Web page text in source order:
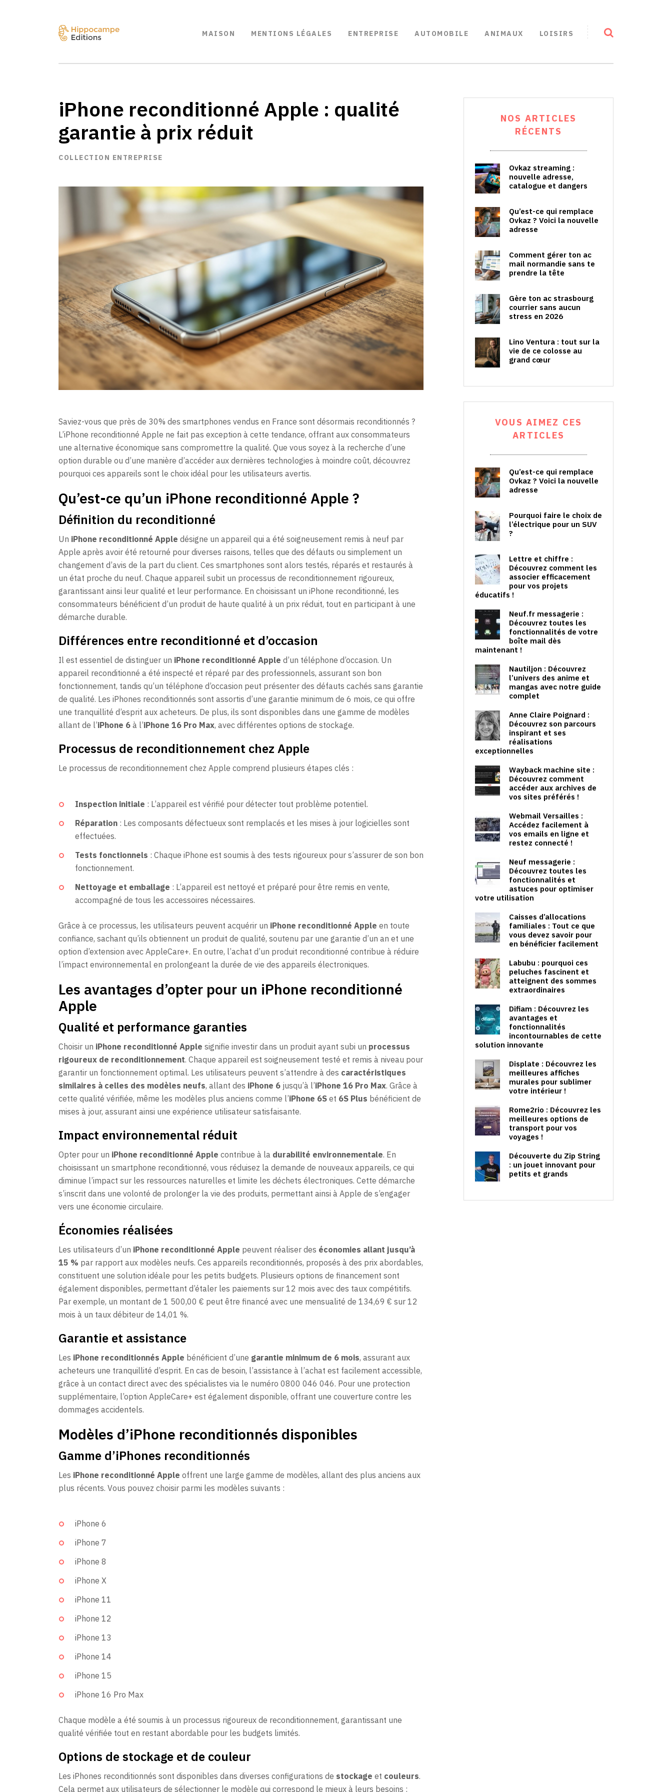
MAISON MENTIONS LÉGALES ENTREPRISE AUTOMOBILE ANIMAUX LOISIRS
iPhone reconditionné Apple : qualité
garantie à prix réduit
COLLECTION ENTREPRISE
Saviez-vous que près de 30% des smartphones vendus en France sont désormais reconditionnés ?
L’iPhone reconditionné Apple ne fait pas exception à cette tendance, offrant aux consommateurs
une alternative économique sans compromettre la qualité. Que vous soyez à la recherche d’une
option durable ou d’une manière d’accéder aux dernières technologies à moindre coût, découvrez
pourquoi ces appareils sont le choix idéal pour les utilisateurs avertis.
Qu’est-ce qu’un iPhone reconditionné Apple ?
Définition du reconditionné
Un iPhone reconditionné Apple désigne un appareil qui a été soigneusement remis à neuf par
Apple après avoir été retourné pour diverses raisons, telles que des défauts ou simplement un
changement d’avis de la part du client. Ces smartphones sont alors testés, réparés et restaurés à
un état proche du neuf. Chaque appareil subit un processus de reconditionnement rigoureux,
garantissant ainsi leur qualité et leur performance. En choisissant un iPhone reconditionné, les
consommateurs bénéficient d’un produit de haute qualité à un prix réduit, tout en participant à une
démarche durable.
Différences entre reconditionné et d’occasion
Il est essentiel de distinguer un iPhone reconditionné Apple d’un téléphone d’occasion. Un
appareil reconditionné a été inspecté et réparé par des professionnels, assurant son bon
fonctionnement, tandis qu’un téléphone d’occasion peut présenter des défauts cachés sans garantie
de qualité. Les iPhones reconditionnés sont assortis d’une garantie minimum de 6 mois, ce qui offre
une tranquillité d’esprit aux acheteurs. De plus, ils sont disponibles dans une gamme de modèles
allant de l’iPhone 6 à l’iPhone 16 Pro Max, avec différentes options de stockage.
Processus de reconditionnement chez Apple
Le processus de reconditionnement chez Apple comprend plusieurs étapes clés :
Inspection initiale : L’appareil est vérifié pour détecter tout problème potentiel.
Réparation: Les composants défectueux sont remplacés et les mises à jour logicielles sont
effectuées.
Tests fonctionnels : Chaque iPhone est soumis à des tests rigoureux pour s’assurer de son bon
fonctionnement.
Nettoyage et emballage : L’appareil est nettoyé et préparé pour être remis en vente,
accompagné de tous les accessoires nécessaires.
Grâce à ce processus, les utilisateurs peuvent acquérir un iPhone reconditionné Apple en toute
confiance, sachant qu’ils obtiennent un produit de qualité, soutenu par une garantie d’un an et une
option d’extension avec AppleCare+. En outre, l’achat d’un produit reconditionné contribue à réduire
l’impact environnemental en prolongeant la durée de vie des appareils électroniques.
Les avantages d’opter pour un iPhone reconditionné
Apple
Qualité et performance garanties
Choisir un iPhone reconditionné Apple signifie investir dans un produit ayant subi un processus
rigoureux de reconditionnement. Chaque appareil est soigneusement testé et remis à niveau pour
garantir un fonctionnement optimal. Les utilisateurs peuvent s’attendre à des caractéristiques
similaires à celles des modèles neufs, allant des iPhone 6 jusqu’à l’iPhone 16 Pro Max. Grâce à
cette qualité vérifiée, même les modèles plus anciens comme l’iPhone 6S et 6S Plus bénéficient de
mises à jour, assurant ainsi une expérience utilisateur satisfaisante.
Impact environnemental réduit
Opter pour un iPhone reconditionné Apple contribue à la durabilité environnementale. En
choisissant un smartphone reconditionné, vous réduisez la demande de nouveaux appareils, ce qui
diminue l’impact sur les ressources naturelles et limite les déchets électroniques. Cette démarche
s’inscrit dans une volonté de prolonger la vie des produits, permettant ainsi à Apple de s’engager
vers une économie circulaire.
Économies réalisées
Les utilisateurs d’un iPhone reconditionné Apple peuvent réaliser des économies allant jusqu’à
15 % par rapport aux modèles neufs. Ces appareils reconditionnés, proposés à des prix abordables,
constituent une solution idéale pour les petits budgets. Plusieurs options de financement sont
également disponibles, permettant d’étaler les paiements sur 12 mois avec des taux compétitifs.
Par exemple, un montant de 1 500,00 € peut être financé avec une mensualité de 134,69 € sur 12
mois à un taux débiteur de 14,01 %.
Garantie et assistance
Les iPhone reconditionnés Apple bénéficient d’une garantie minimum de 6 mois, assurant aux
acheteurs une tranquillité d’esprit. En cas de besoin, l’assistance à l’achat est facilement accessible,
grâce à un contact direct avec des spécialistes via le numéro 0800 046 046. Pour une protection
supplémentaire, l’option AppleCare+ est également disponible, offrant une couverture contre les
dommages accidentels.
Modèles d’iPhone reconditionnés disponibles
Gamme d’iPhones reconditionnés
Les iPhone reconditionné Apple offrent une large gamme de modèles, allant des plus anciens aux
plus récents. Vous pouvez choisir parmi les modèles suivants :
iPhone 6
iPhone 7
iPhone 8
iPhone X
iPhone 11
iPhone 12
iPhone 13
iPhone 14
iPhone 15
iPhone 16 Pro Max
Chaque modèle a été soumis à un processus rigoureux de reconditionnement, garantissant une
qualité vérifiée tout en restant abordable pour les budgets limités.
Options de stockage et de couleur
Les iPhones reconditionnés sont disponibles dans diverses configurations de stockage et couleurs.
Cela permet aux utilisateurs de sélectionner le modèle qui correspond le mieux à leurs besoins :
NOS ARTICLES
RÉCENTS
Ovkaz streaming :
nouvelle adresse,
catalogue et dangers
Qu’est-ce qui remplace
Ovkaz ? Voici la nouvelle
adresse
Comment gérer ton ac
mail normandie sans te
prendre la tête
Gère ton ac strasbourg
courrier sans aucun
stress en 2026
Lino Ventura : tout sur la
vie de ce colosse au
grand cœur
VOUS AIMEZ CES
ARTICLES
Qu’est-ce qui remplace
Ovkaz ? Voici la nouvelle
adresse
Pourquoi faire le choix de
l’électrique pour un SUV
?
Lettre et chiffre :
Découvrez comment les
associer efficacement
pour vos projets
éducatifs !
Neuf.fr messagerie :
Découvrez toutes les
fonctionnalités de votre
boîte mail dès
maintenant !
Nautiljon : Découvrez
l’univers des anime et
mangas avec notre guide
complet
Anne Claire Poignard :
Découvrez son parcours
inspirant et ses
réalisations
exceptionnelles
Wayback machine site :
Découvrez comment
accéder aux archives de
vos sites préférés !
Webmail Versailles :
Accédez facilement à
vos emails en ligne et
restez connecté !
Neuf messagerie :
Découvrez toutes les
fonctionnalités et
astuces pour optimiser
votre utilisation
Caisses d’allocations
familiales : Tout ce que
vous devez savoir pour
en bénéficier facilement
Labubu : pourquoi ces
peluches fascinent et
atteignent des sommes
extraordinaires
Difiam : Découvrez les
avantages et
fonctionnalités
incontournables de cette
solution innovante
Displate : Découvrez les
meilleures affiches
murales pour sublimer
votre intérieur !
Rome2rio : Découvrez les
meilleures options de
transport pour vos
voyages !
Découverte du Zip String
: un jouet innovant pour
petits et grands